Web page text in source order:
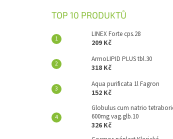
TOP 10 PRODUKTŮ
LINEX Forte cps.28
209 Kč
ArmoLIPID PLUS tbl.30
318 Kč
Aqua purificata 1l Fagron
152 Kč
Globulus cum natrio
600mg vag.glb.10
326 Kč